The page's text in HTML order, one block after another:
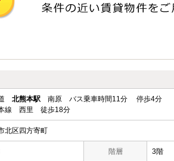
北熊本駅 南原 バス乗車時間11分 停歩4分
本線 西里 徒歩18分
北区四方寄町
階層 3階